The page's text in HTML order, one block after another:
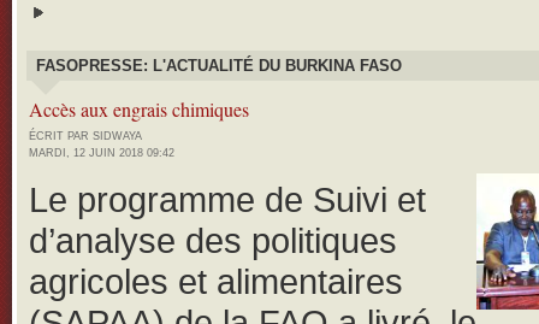
FASOPRESSE: L'ACTUALITÉ DU BURKINA FASO
Accès aux engrais chimiques
ÉCRIT PAR SIDWAYA
MARDI, 12 JUIN 2018 09:42
Le programme de Suivi et
d’analyse des politiques
agricoles et alimentaires